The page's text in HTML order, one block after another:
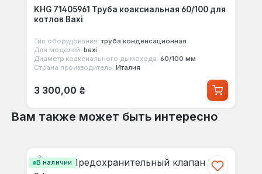
KHG 71405961 Труба коаксиальная 60/100 для
котлов Baxi
Тип оборудования: труба конденсационная
Для моделей: baxi
Диаметр коаксиального дымохода: 60/100 мм
Страна производитель: Италия
Обычная цена:
3 300,00 ₴
Вам также может быть интересно
В наличии